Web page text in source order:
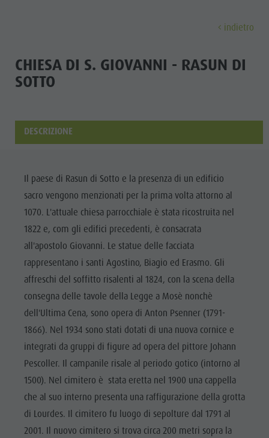
MALGHE &
GASTRONOMIA
PASSO STALLE
PLAN DE
CORONES
Bambini
Parco
ricreativo
Rasun di
Sotto &
Minigolf
Bosco con
giochi
d'acqua
Malghe & rifugi
Passo Stalle
FAMIGLIA & BAMBINI ESPERIENZE DA VIVERE
Famiglia e Bambini
Parco ricreativo Rasun di Sotto & Minigolf
Bosco con giochi d'acqua
Biotopo "Rasner Möser"
Aree barbecue in Valle Anterselva
Laghetto di pesca
MTB Area Anterselva di Sotto
Cascate
Olympic Arena Alto Adige
Lago di Anterselva
Arrampicare
Jogging
Escursioni & Alpinismo
Bici
Skiroll
Nordic Walking
Ricerca alloggi
Guestnet
Vivere la sostenibilità
Webcams
Meteo
Imposta di sogggiorno
Eventi
Top eventi
Novità
Cataloghi
Informazioni A-Z
Offerte
Contatto
Sostenibilità
Lago di Anterselva
Bosco con giochi d'acqua
Sentiero del Tränkabachl
Passo Stalle & Lago Obersee
Escursioni avventura d'acqua
Alto Adige Refill
indietro
CHIESA DI S. GIOVANNI - RASUN DI
SOTTO
DESCRIZIONE
Il paese di Rasun di Sotto e la presenza di un edificio
sacro vengono menzionati per la prima volta attorno al
1070. L'attuale chiesa parrocchiale è stata ricostruita nel
1822 e, com gli edifici precedenti, è consacrata
all'apostolo Giovanni. Le statue delle facciata
rappresentano i santi Agostino, Biagio ed Erasmo. Gli
affreschi del soffitto risalenti al 1824, con la scena della
consegna delle tavole della Legge a Mosè nonchè
dell'Ultima Cena, sono opera di Anton Psenner (1791-
1866). Nel 1934 sono stati dotati di una nuova cornice e
integrati da gruppi di figure ad opera del pittore Johann
Pescoller. Il campanile risale al periodo gotico (intorno al
1500). Nel cimitero è stata eretta nel 1900 una cappella
che al suo interno presenta una raffigurazione della grotta
di Lourdes. Il cimitero fu luogo di sepolture dal 1791 al
2001. Il nuovo cimitero si trova circa 200 metri sopra la